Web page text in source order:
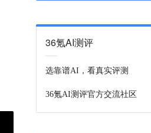
36氪AI测评
选靠谱AI，看真实评测
36氪AI测评官方交流社区